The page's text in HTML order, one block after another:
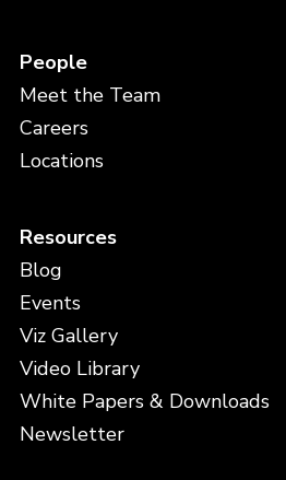
People
Meet the Team
Careers
Locations
Resources
Blog
Events
Viz Gallery
Video Library
White Papers & Downloads
Newsletter